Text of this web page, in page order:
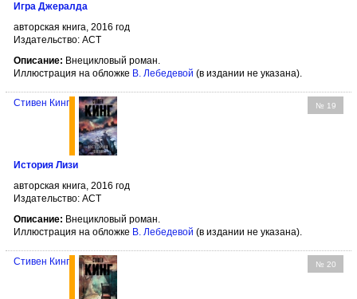
Игра Джералда
авторская книга, 2016 год
Издательство: АСТ
Описание: Внецикловый роман.
Иллюстрация на обложке В. Лебедевой (в издании не указана).
№ 19
Стивен Кинг
История Лизи
авторская книга, 2016 год
Издательство: АСТ
Описание: Внецикловый роман.
Иллюстрация на обложке В. Лебедевой (в издании не указана).
№ 20
Стивен Кинг